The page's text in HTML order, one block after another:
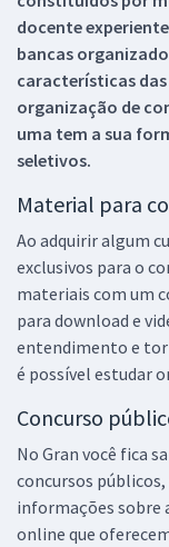
docente
bancas
características
organização de
uma tem a sua
seletivos.
Material para
Ao adquirir algum
exclusivos para o
materiais com um
para download e
entendimento e
é possível estudar
Concurso
No Gran você fica
concursos
informações sobre
online que